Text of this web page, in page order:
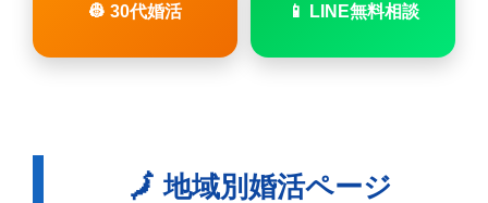
👷 30代婚活 📱 LINE無料相談
🗾 地域別婚活ページ